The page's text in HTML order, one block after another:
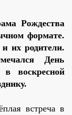
Рождества
формате.
их родители.
День
воскресной
встреча в